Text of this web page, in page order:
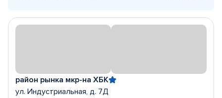
район рынка мкр-на ХБК
ул. Индустриальная, д. 7Д